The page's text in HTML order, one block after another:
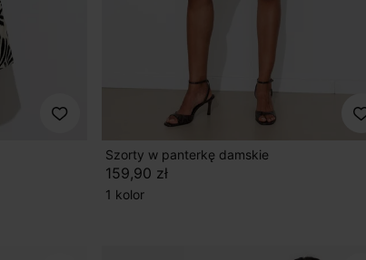
Szorty w panterkę damskie
159,90 zł
1 kolor